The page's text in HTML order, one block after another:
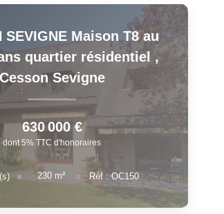
SEVIGNE Maison T8 au
quartier résidentiel,
Sevigne
630 000 €
dont 5% TTC d'honoraires
230 m² Réf :OC150